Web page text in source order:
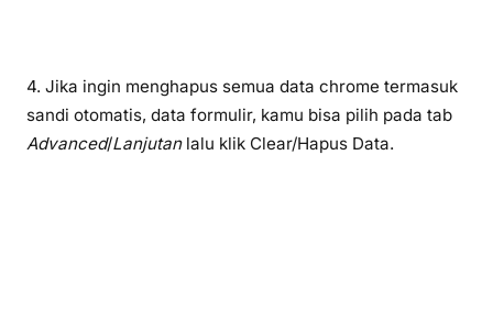
4. Jika ingin menghapus semua data chrome termasuk
sandi otomatis, data formulir, kamu bisa pilih pada tab
Advanced/Lanjutan lalu klik Clear/Hapus Data.